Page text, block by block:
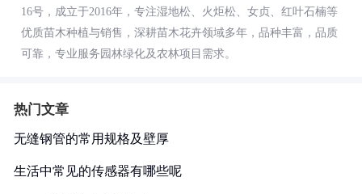
16号，成立于2016年，专注湿地松、火炬松、女贞、红叶石楠等
优质苗木种植与销售，深耕苗木花卉领域多年，品种丰富，品质
可靠，专业服务园林绿化及农林项目需求。
热门文章
无缝钢管的常用规格及壁厚
生活中常见的传感器有哪些呢